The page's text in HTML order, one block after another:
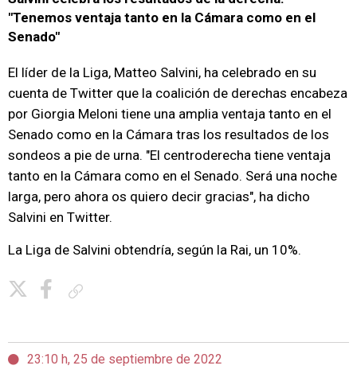
"Tenemos ventaja tanto en la Cámara como en el
Senado"
El líder de la Liga, Matteo Salvini, ha celebrado en su
cuenta de Twitter que la coalición de derechas encabeza
por Giorgia Meloni tiene una amplia ventaja tanto en el
Senado como en la Cámara tras los resultados de los
sondeos a pie de urna. "El centroderecha tiene ventaja
tanto en la Cámara como en el Senado. Será una noche
larga, pero ahora os quiero decir gracias", ha dicho
Salvini en Twitter.
La Liga de Salvini obtendría, según la Rai, un 10%.
23:10 h, 25 de septiembre de 2022